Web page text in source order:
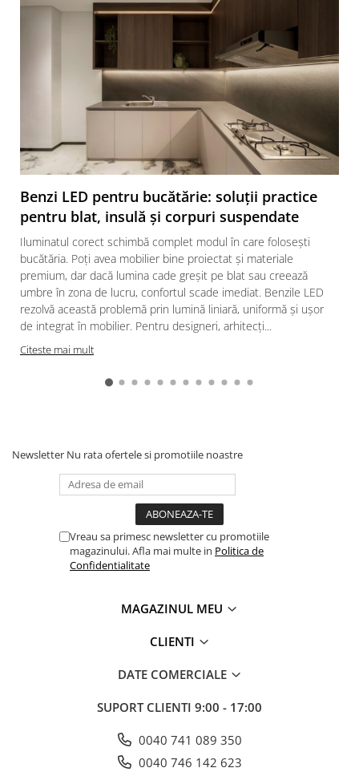
Benzi LED pentru bucătărie: soluții practice
pentru blat, insulă și corpuri suspendate
Iluminatul corect schimbă complet modul în care folosești
bucătăria. Poți avea mobilier bine proiectat și materiale
premium, dar dacă lumina cade greșit pe blat sau creează
umbre în zona de lucru, confortul scade imediat. Benzile LED
rezolvă această problemă prin lumină liniară, uniformă și ușor
de integrat în mobilier. Pentru designeri, arhitecți...
Citeste mai mult
Newsletter Nu rata ofertele si promotiile noastre
Vreau sa primesc newsletter cu promotiile
magazinului. Afla mai multe in Politica de
Confidentialitate
MAGAZINUL MEU
CLIENTI
DATE COMERCIALE
SUPORT CLIENTI 9:00 - 17:00
0040 741 089 350
0040 746 142 623